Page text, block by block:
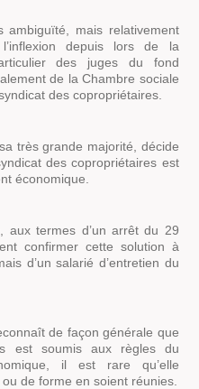
ambiguïté, mais relativement
depuis lors de la
des juges du fond
de la Chambre sociale
des copropriétaires.
très grande majorité, décide
des copropriétaires est
économique.
aux termes d’un arrêt du 29
confirmer cette solution à
d’un salarié d’entretien du
de façon générale que
est soumis aux règles du
il est rare qu’elle
de forme en soient réunies.